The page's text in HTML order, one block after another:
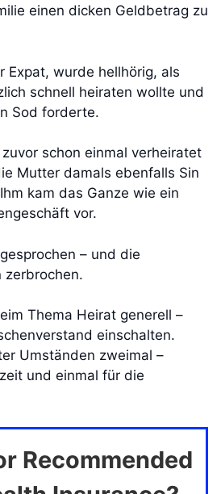
einen dicken Geldbetrag zu
Expat, wurde hellhörig, als
schnell heiraten wollte und
Sod forderte.
schon einmal verheiratet
Mutter damals ebenfalls Sin
kam das Ganze wie ein
vor.
– und die
zerbrochen.
Thema Heirat generell –
einschalten.
Umständen zweimal –
und einmal für die
Recommended